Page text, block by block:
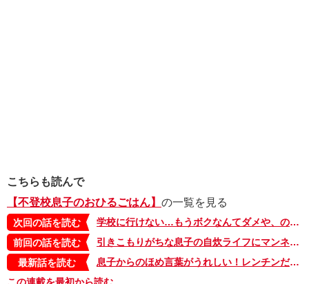
こちらも読んで
【不登校息子のおひるごはん】 の一覧を見る
次回の話を読む
学校に行けない…もうボクなんてダメや、のループにはまる不登校息子に肉料理を伝授！【不登校息子のおひるごはん1６】
前回の話を読む
引きこもりがちな息子の自炊ライフにマンネリの危機！ お皿を新調しに外へ行けるかな!?【不登校息子のおひるごはん14】
最新話を読む
息子からのほめ言葉がうれしい！レンチンだけで“三色そぼろ丼”のできあがり‼【不登校息子のおひるごはん48】